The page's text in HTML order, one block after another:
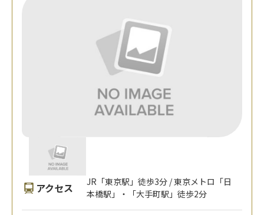
アクセス
JR「東京駅」徒歩3分 / 東京メトロ「日
本橋駅」・「大手町駅」徒歩2分